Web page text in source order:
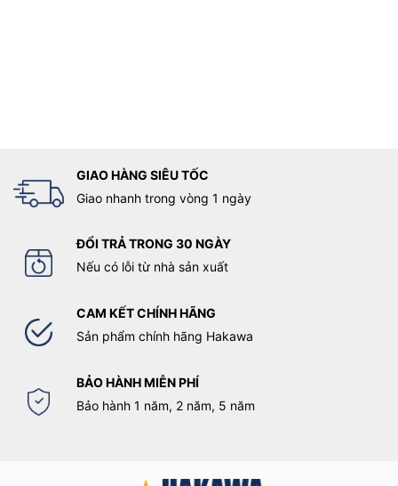
GIAO HÀNG SIÊU TỐC
Giao nhanh trong vòng 1 ngày
ĐỔI TRẢ TRONG 30 NGÀY
Nếu có lỗi từ nhà sản xuất
CAM KẾT CHÍNH HÃNG
Sản phẩm chính hãng Hakawa
BẢO HÀNH MIỄN PHÍ
Bảo hành 1 năm, 2 năm, 5 năm